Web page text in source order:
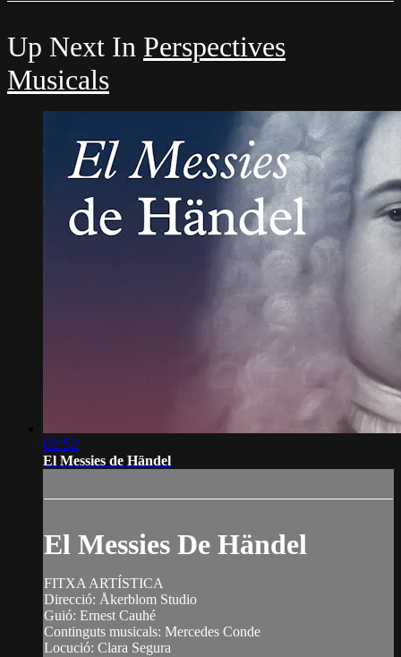
Up Next In Perspectives
Musicals
02:52
El Messies de Händel
El Messies De Händel
FITXA ARTÍSTICA
Direcció: Åkerblom Studio
Guió: Ernest Cauhé
Continguts musicals: Mercedes Conde
Locució: Clara Segura